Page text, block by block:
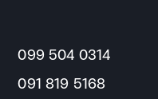
099 504 0314
091 819 5168